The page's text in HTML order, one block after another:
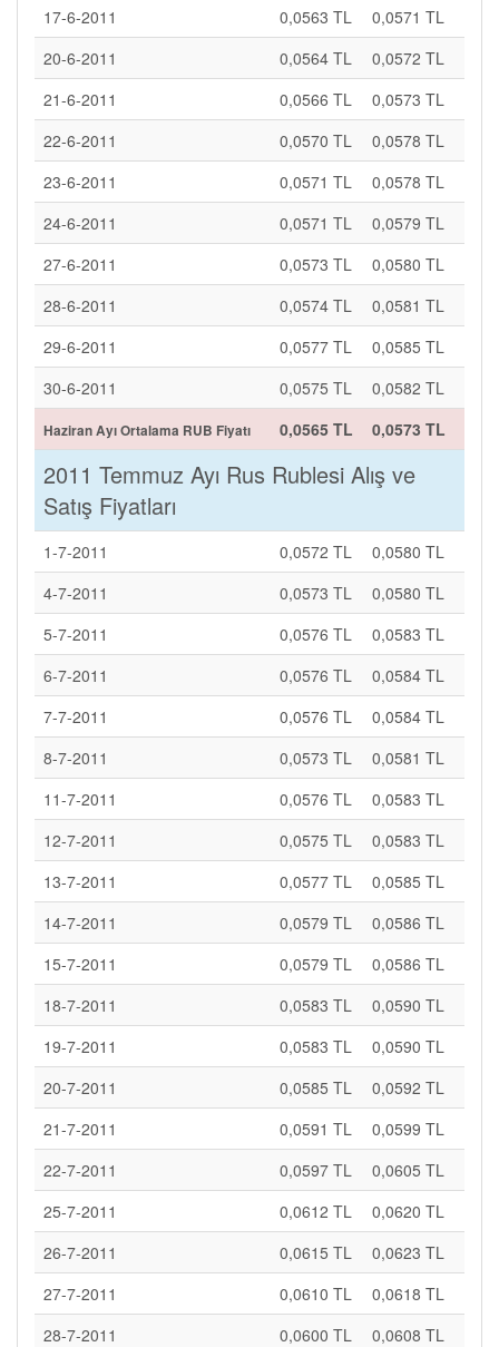
17-6-2011 0,0563 TL
0,0571 TL
20-6-2011
0,0564 TL
0,0572 TL
21-6-2011
0,0566 TL
0,0573 TL
22-6-2011
0,0570 TL
0,0578 TL
23-6-2011
0,0571 TL
0,0578 TL
24-6-2011
0,0571 TL
0,0579 TL
27-6-2011
0,0573 TL
0,0580 TL
28-6-2011
0,0574 TL
0,0581 TL
29-6-2011
0,0577 TL
0,0585 TL
30-6-2011
0,0575 TL 0,0582 TL
Haziran Ayı Ortalama RUB Fiyatı 0,0565 TL 0,0573 TL
2011 Temmuz Ayı Rus Rublesi Alış ve
Satış Fiyatları
1-7-2011 0,0572 TL
0,0580 TL
4-7-2011
0,0573 TL
0,0580 TL
5-7-2011
0,0576 TL
0,0583 TL
6-7-2011
0,0576 TL
0,0584 TL
7-7-2011
0,0576 TL
0,0584 TL
8-7-2011
0,0573 TL
0,0581 TL
11-7-2011
0,0576 TL
0,0583 TL
12-7-2011
0,0575 TL
0,0583 TL
13-7-2011
0,0577 TL
0,0585 TL
14-7-2011
0,0579 TL
0,0586 TL
15-7-2011
0,0579 TL
0,0586 TL
18-7-2011
0,0583 TL
0,0590 TL
19-7-2011
0,0583 TL
0,0590 TL
20-7-2011
0,0585 TL
0,0592 TL
21-7-2011
0,0591 TL
0,0599 TL
22-7-2011
0,0597 TL
0,0605 TL
25-7-2011
0,0612 TL
0,0620 TL
26-7-2011
0,0615 TL
0,0623 TL
27-7-2011
0,0610 TL
0,0618 TL
28-7-2011
0,0600 TL
0,0608 TL